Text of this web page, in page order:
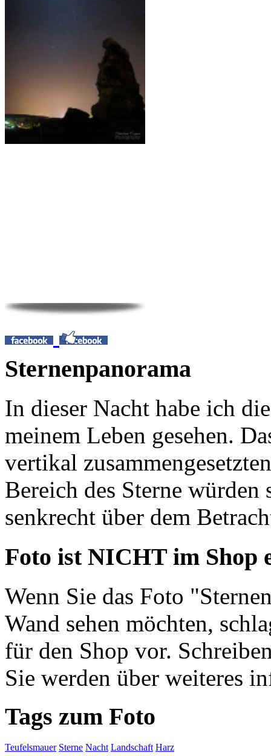
Sternenpanorama
In dieser Nacht habe ich
meinem Leben gesehen.
vertikal
Bereich des Sterne
senkrecht über dem
Foto ist NICHT im Shop
Wenn Sie das Foto
Wand sehen möchten,
für den Shop vor.
Sie werden über weiteres
Tags zum Foto
Teufelsmauer Sterne Nacht Landschaft Harz